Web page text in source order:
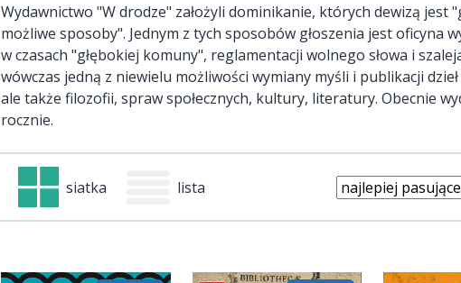
Wydawnictwo "W drodze" założyli dominikanie, których dewizą jest
możliwe sposoby". Jednym z tych sposobów głoszenia jest oficyna
w czasach "głębokiej komuny", reglamentacji wolnego słowa i
wówczas jedną z niewielu możliwości wymiany myśli i publikacji
ale także filozofii, spraw społecznych, kultury, literatury. Obecnie
rocznie.
siatka lista